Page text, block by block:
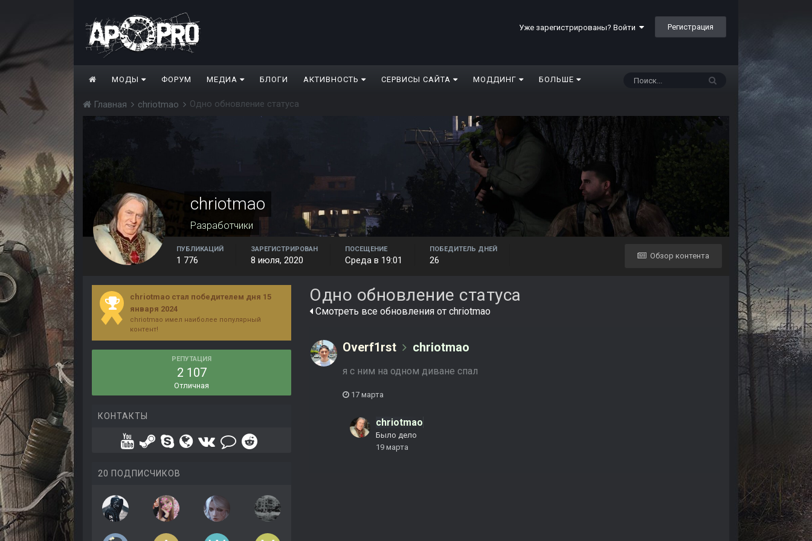
Уже зарегистрированы? Войти Регистрация
МОДЫ ФОРУМ МЕДИА БЛОГИ АКТИВНОСТЬ СЕРВИСЫ САЙТА МОДДИНГ БОЛЬШЕ
Главная chriotmao Одно обновление статуса
chriotmao
Разработчики
Обзор контента
ПУБЛИКАЦИЙ
1 776
ЗАРЕГИСТРИРОВАН
8 июля, 2020
ПОСЕЩЕНИЕ
Среда в 19:01
ПОБЕДИТЕЛЬ ДНЕЙ
26
chriotmao стал победителем дня 15
января 2024
chriotmao имел наиболее популярный
контент!
РЕПУТАЦИЯ
2 107
Отличная
КОНТАКТЫ
20 ПОДПИСЧИКОВ
Одно обновление статуса
Смотреть все обновления от chriotmao
Overf1rst chriotmao
я с ним на одном диване спал
17 марта
chriotmao
Было дело
19 марта